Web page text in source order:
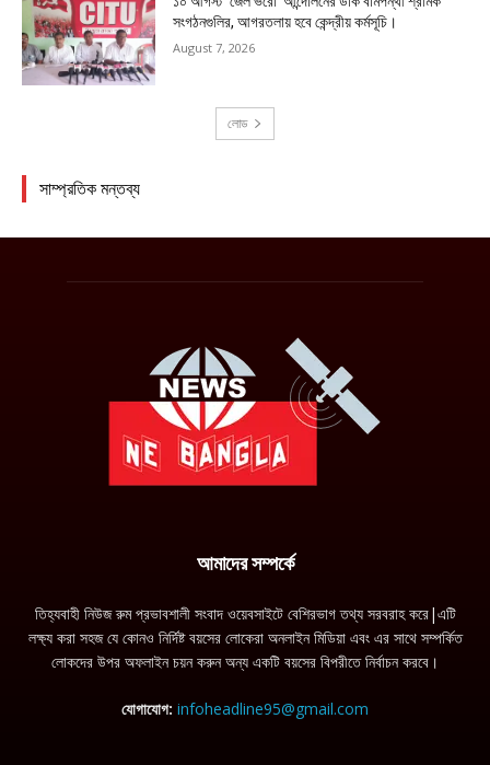
আমাদের সম্পর্কে
তিহ্যবাহী নিউজ রুম প্রভাবশালী সংবাদ ওয়েবসাইটে বেশিরভাগ তথ্য সরবরাহ করে|এটি
লক্ষ্য করা সহজ যে কোনও নির্দিষ্ট বয়সের লোকেরা অনলাইন মিডিয়া এবং এর সাথে সম্পর্কিত
লোকদের উপর অফলাইন চয়ন করুন অন্য একটি বয়সের বিপরীতে নির্বাচন করবে।
যোগাযোগ: infoheadline95@gmail.com